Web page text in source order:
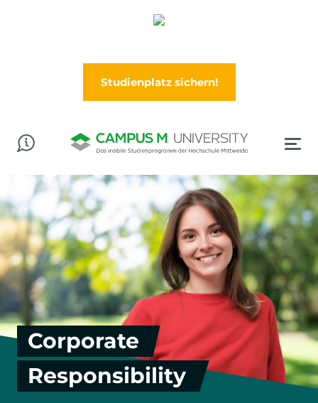
Studienplatz sichern!
Corporate
Responsibility